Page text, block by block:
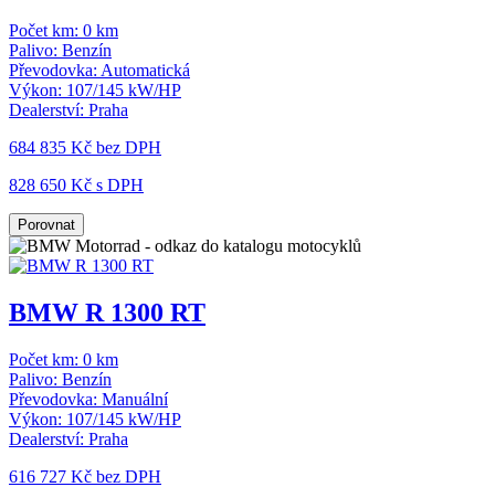
Počet km: 0 km
Palivo: Benzín
Převodovka: Automatická
Výkon: 107/145 kW/HP
Dealerství: Praha
684 835 Kč bez DPH
828 650 Kč s DPH
Porovnat
BMW R 1300 RT
Počet km: 0 km
Palivo: Benzín
Převodovka: Manuální
Výkon: 107/145 kW/HP
Dealerství: Praha
616 727 Kč bez DPH